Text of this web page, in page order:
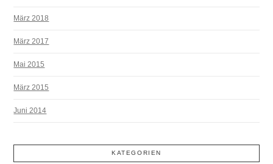
März 2018
März 2017
Mai 2015
März 2015
Juni 2014
KATEGORIEN